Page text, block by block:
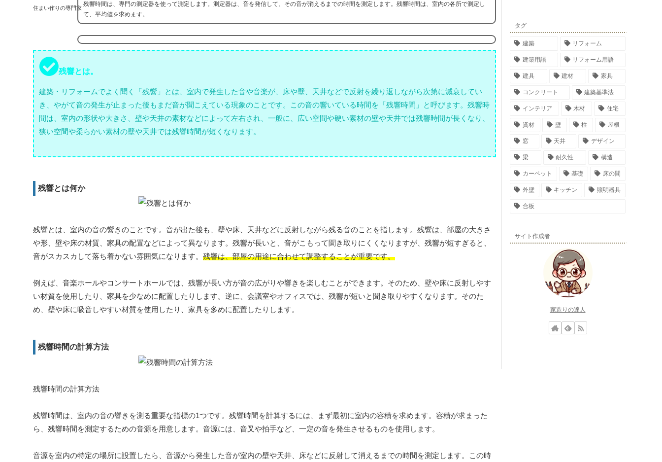
住まい作りの専門家
残響時間は、専門の測定器を使って測定します。測定器は、音を発信して、その音が消えるまでの時間を測定します。残響時間は、室内の各所で測定し
て、平均値を求めます。
残響とは。
建築・リフォームでよく聞く「残響」とは、室内で発生した音や音楽が、床や壁、天井などで反射を繰り返しながら次第に減衰してい
き、やがて音の発生が止まった後もまだ音が聞こえている現象のことです。この音の響いている時間を「残響時間」と呼びます。残響時
間は、室内の形状や大きさ、壁や天井の素材などによって左右され、一般に、広い空間や硬い素材の壁や天井では残響時間が長くなり、
狭い空間や柔らかい素材の壁や天井では残響時間が短くなります。
残響とは何か
残響とは、室内の音の響きのことです。音が出た後も、壁や床、天井などに反射しながら残る音のことを指します。残響は、部屋の大きさ
や形、壁や床の材質、家具の配置などによって異なります。残響が長いと、音がこもって聞き取りにくくなりますが、残響が短すぎると、
音がスカスカして落ち着かない雰囲気になります。 残響は、部屋の用途に合わせて調整することが重要です。
例えば、音楽ホールやコンサートホールでは、残響が長い方が音の広がりや響きを楽しむことができます。そのため、壁や床に反射しやす
い材質を使用したり、家具を少なめに配置したりします。逆に、会議室やオフィスでは、残響が短いと聞き取りやすくなります。そのた
め、壁や床に吸音しやすい材質を使用したり、家具を多めに配置したりします。
残響時間の計算方法
残響時間の計算方法
残響時間は、室内の音の響きを測る重要な指標の1つです。残響時間を計算するには、まず最初に室内の容積を求めます。容積が求まった
ら、残響時間を測定するための音源を用意します。音源には、音叉や拍手など、一定の音を発生させるものを使用します。
音源を室内の特定の場所に設置したら、音源から発生した音が室内の壁や天井、床などに反射して消えるまでの時間を測定します。この時
タグ
建築 リフォーム
建築用語 リフォーム用語
建具 建材 家具
コンクリート 建築基準法
インテリア 木材 住宅
資材 壁 柱 屋根
窓 天井 デザイン
梁 耐久性 構造
カーペット 基礎 床の間
外壁 キッチン 照明器具
合板
サイト作成者
家造りの達人